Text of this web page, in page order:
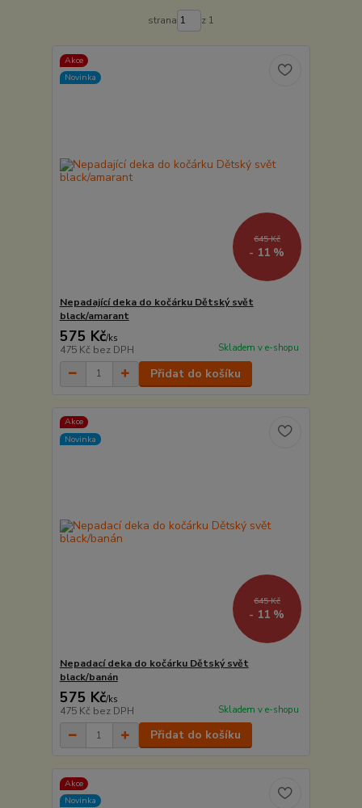
strana z 1
Akce
Novinka
645 Kč
- 11 %
Nepadající deka do kočárku Dětský svět
black/amarant
575 Kč/ks
475 Kč bez DPH Skladem v e-shopu
Přidat do košíku
Akce
Novinka
645 Kč
- 11 %
Nepadací deka do kočárku Dětský svět
black/banán
575 Kč/ks
475 Kč bez DPH Skladem v e-shopu
Přidat do košíku
Akce
Novinka